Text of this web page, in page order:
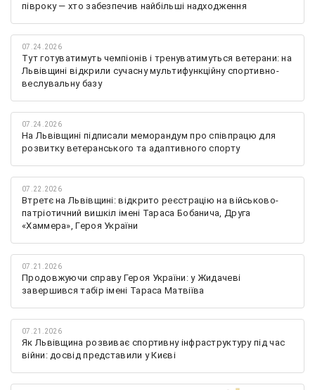
півроку — хто забезпечив найбільші надходження
07.24.2026
Тут готуватимуть чемпіонів і тренуватимуться ветерани: на
Львівщині відкрили сучасну мультифункційну спортивно-
веслувальну базу
07.24.2026
На Львівщині підписали меморандум про співпрацю для
розвитку ветеранського та адаптивного спорту
07.22.2026
Втретє на Львівщині: відкрито реєстрацію на військово-
патріотичний вишкіл імені Тараса Бобанича, Друга
«Хаммера», Героя України
07.21.2026
Продовжуючи справу Героя України: у Жидачеві
завершився табір імені Тараса Матвіїва
07.21.2026
Як Львівщина розвиває спортивну інфраструктуру під час
війни: досвід представили у Києві